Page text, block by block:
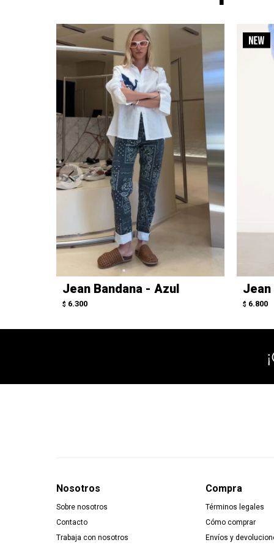
Jean Bandana - Azul
$ 6.300 $ 6.800
Nosotros
Sobre nosotros
Contacto
Trabaja con nosotros
Compra
Términos legales
Cómo comprar
Envíos y